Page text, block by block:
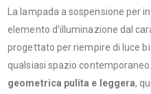
La lampada a sospensione per
elemento d'illuminazione dal
progettato per riempire di luce
qualsiasi spazio
geometrica pulita e leggera,